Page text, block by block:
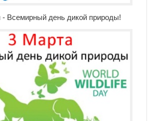
Всемирный день дикой природы!